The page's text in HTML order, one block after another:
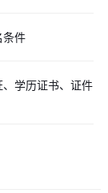
入口
条件
学历证书、证件